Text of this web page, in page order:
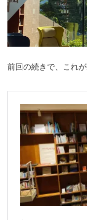
前回の続きで、これが